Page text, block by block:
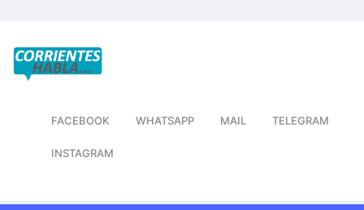
FACEBOOK WHATSAPP MAIL TELEGRAM
INSTAGRAM